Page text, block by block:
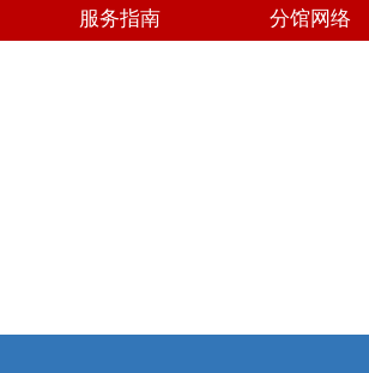
服务指南 分馆网络